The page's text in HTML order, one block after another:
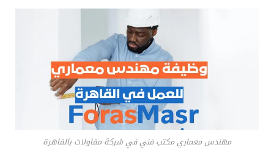
مهندس معماري مكتب فني في شركة مقاولات بالقاهرة